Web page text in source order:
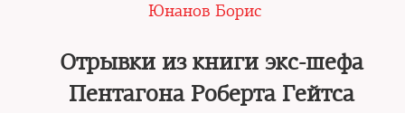
Юнанов Борис
Отрывки из книги экс-шефа
Пентагона Роберта Гейтса